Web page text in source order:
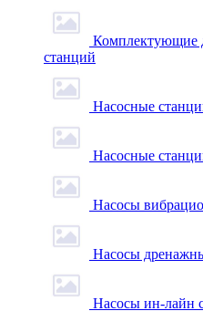
Комплектующие
станций
Насосные
Насосные
Насосы
Насосы
Насосы ин-лайн